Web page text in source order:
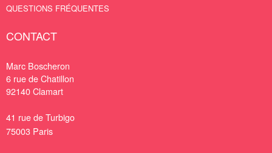
QUESTIONS FRÉQUENTES
CONTACT
Marc Boscheron
6 rue de Chatillon
92140Clamart
41 rue de Turbigo
75003 Paris